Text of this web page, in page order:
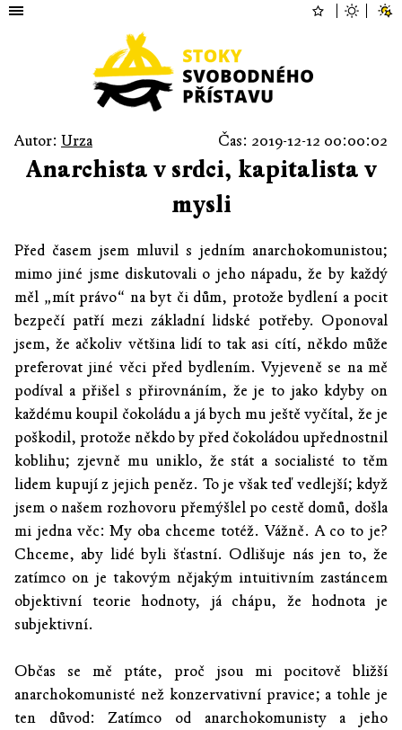
Autor: Urza Čas: 2019-12-12 00:00:02
Anarchista v srdci, kapitalista v
mysli
Před časem jsem mluvil s jedním anarchokomunistou;
mimo jiné jsme diskutovali o jeho nápadu, že by každý
měl „mít právo“ na byt či dům, protože bydlení a pocit
bezpečí patří mezi základní lidské potřeby. Oponoval
jsem, že ačkoliv většina lidí to tak asi cítí, někdo může
preferovat jiné věci před bydlením. Vyjeveně se na mě
podíval a přišel s přirovnáním, že je to jako kdyby on
každému koupil čokoládu a já bych mu ještě vyčítal, že je
poškodil, protože někdo by před čokoládou upřednostnil
koblihu; zjevně mu uniklo, že stát a socialisté to těm
lidem kupují z jejich peněz. To je však teď vedlejší; když
jsem o našem rozhovoru přemýšlel po cestě domů, došla
mi jedna věc: My oba chceme totéž. Vážně. A co to je?
Chceme, aby lidé byli šťastní. Odlišuje nás jen to, že
zatímco on je takovým nějakým intuitivním zastáncem
objektivní teorie hodnoty, já chápu, že hodnota je
subjektivní.
Občas se mě ptáte, proč jsou mi pocitově bližší
anarchokomunisté než konzervativní pravice; a tohle je
ten důvod: Zatímco od anarchokomunisty a jeho